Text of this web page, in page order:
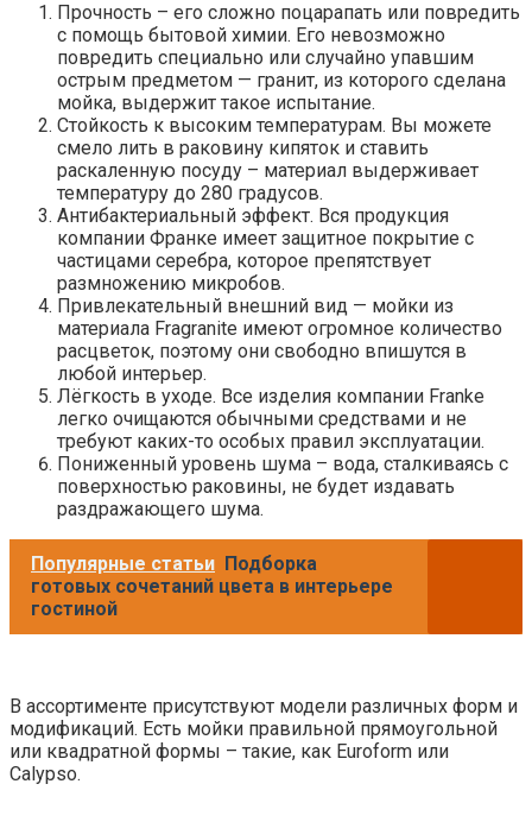
Прочность – его сложно поцарапать или повредить
с помощь бытовой химии. Его невозможно
повредить специально или случайно упавшим
острым предметом — гранит, из которого сделана
мойка, выдержит такое испытание.
Стойкость к высоким температурам. Вы можете
смело лить в раковину кипяток и ставить
раскаленную посуду – материал выдерживает
температуру до 280 градусов.
Антибактериальный эффект. Вся продукция
компании Франке имеет защитное покрытие с
частицами серебра, которое препятствует
размножению микробов.
Привлекательный внешний вид — мойки из
материала Fragranite имеют огромное количество
расцветок, поэтому они свободно впишутся в
любой интерьер.
Лёгкость в уходе. Все изделия компании Franke
легко очищаются обычными средствами и не
требуют каких-то особых правил эксплуатации.
Пониженный уровень шума – вода, сталкиваясь с
поверхностью раковины, не будет издавать
раздражающего шума.
Популярные статьи Подборка
готовых сочетаний цвета в интерьере
гостиной
В ассортименте присутствуют модели различных форм и
модификаций. Есть мойки правильной прямоугольной
или квадратной формы – такие, как Euroform или
Calypso.